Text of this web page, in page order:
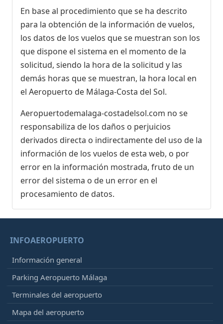
En base al procedimiento que se ha descrito
para la obtención de la información de vuelos,
los datos de los vuelos que se muestran son los
que dispone el sistema en el momento de la
solicitud, siendo la hora de la solicitud y las
demás horas que se muestran, la hora local en
el Aeropuerto de Málaga-Costa del Sol.
Aeropuertodemalaga-costadelsol.com no se
responsabiliza de los daños o perjuicios
derivados directa o indirectamente del uso de la
información de los vuelos de esta web, o por
error en la información mostrada, fruto de un
error del sistema o de un error en el
procesamiento de datos.
INFOAEROPUERTO
Información general
Parking Aeropuerto Málaga
Terminales del aeropuerto
Mapa del aeropuerto